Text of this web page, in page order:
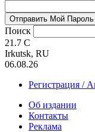
Поиск
21.7 C
Irkutsk, RU
06.08.26
Регистрация /
Об издании
Контакты
Реклама